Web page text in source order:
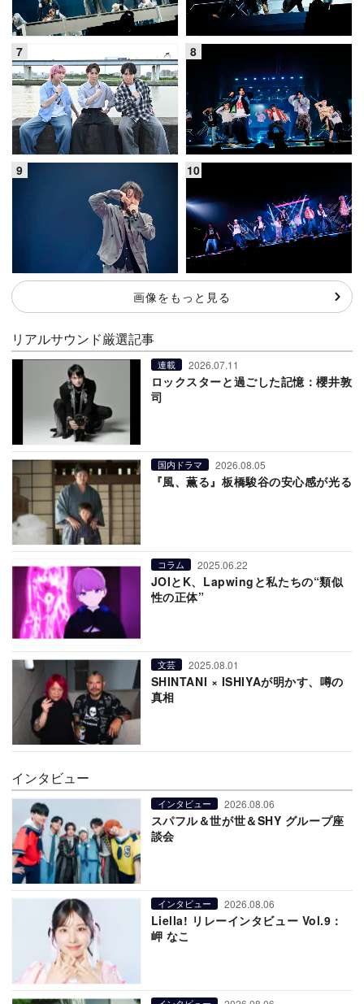
画像をもっと見る
リアルサウンド厳選記事
連載 2026.07.11
ロックスターと過ごした記憶：櫻井敦
司
国内ドラマ 2026.08.05
『風、薫る』板橋駿谷の安心感が光る
コラム 2025.06.22
JOIとK、Lapwingと私たちの“類似
性の正体”
文芸 2025.08.01
SHINTANI × ISHIYAが明かす、噂の
真相
インタビュー
インタビュー 2026.08.06
スパフル＆世が世＆SHY グループ座
談会
インタビュー 2026.08.06
Liella! リレーインタビュー Vol.9：
岬 なこ